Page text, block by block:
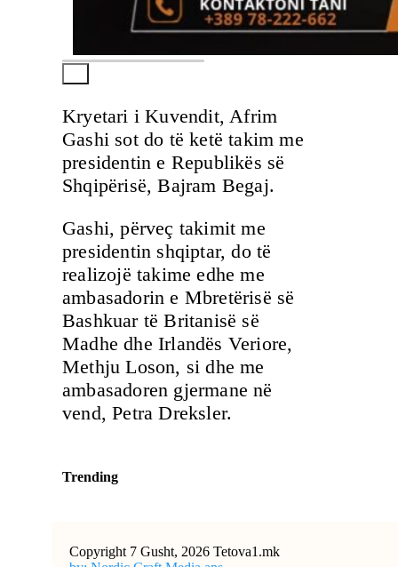
Kryetari i Kuvendit, Afrim
Gashi sot do të ketë takim me
presidentin e Republikës së
Shqipërisë, Bajram Begaj.
Gashi, përveç takimit me
presidentin shqiptar, do të
realizojë takime edhe me
ambasadorin e Mbretërisë së
Bashkuar të Britanisë së
Madhe dhe Irlandës Veriore,
Methju Loson, si dhe me
ambasadoren gjermane në
vend, Petra Dreksler.
Trending
Copyright 7 Gusht, 2026 Tetova1.mk